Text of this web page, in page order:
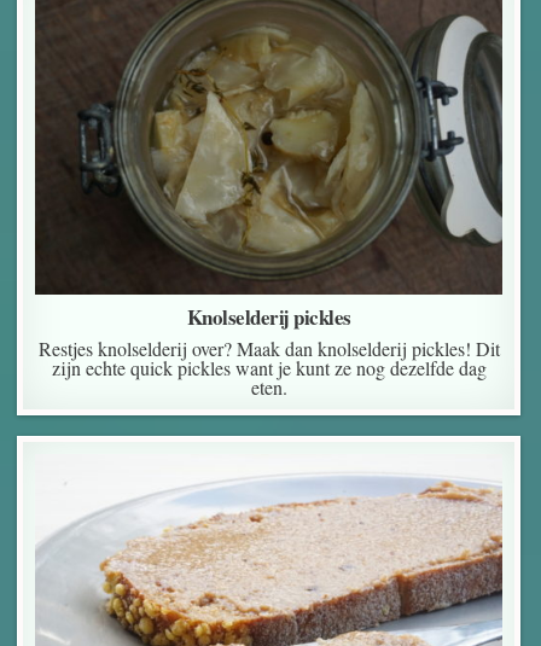
Knolselderij pickles
Restjes knolselderij over? Maak dan knolselderij pickles! Dit
zijn echte quick pickles want je kunt ze nog dezelfde dag
eten.